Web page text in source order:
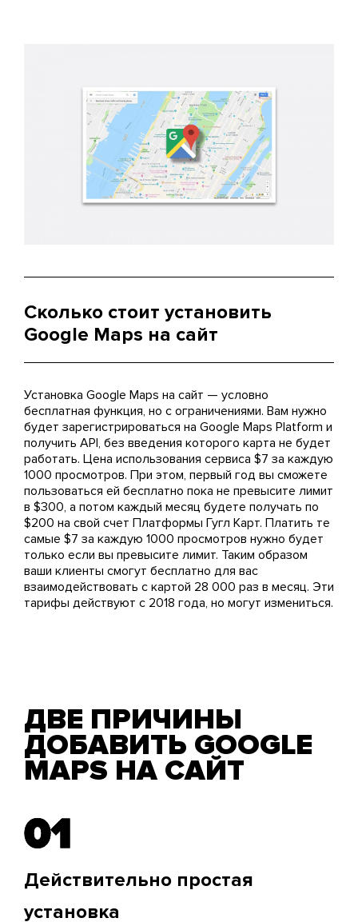
Сколько стоит установить
Google Maps на сайт
Установка Google Maps на сайт — условно
бесплатная функция, но с ограничениями. Вам нужно
будет зарегистрироваться на Google Maps Platform и
получить API, без введения которого карта не будет
работать. Цена использования сервиса $7 за каждую
1000 просмотров. При этом, первый год вы сможете
пользоваться ей бесплатно пока не превысите лимит
в $300, а потом каждый месяц будете получать по
$200 на свой счет Платформы Гугл Карт. Платить те
самые $7 за каждую 1000 просмотров нужно будет
только если вы превысите лимит. Таким образом
ваши клиенты смогут бесплатно для вас
взаимодействовать с картой 28 000 раз в месяц. Эти
тарифы действуют с 2018 года, но могут измениться.
ДВЕ ПРИЧИНЫ
ДОБАВИТЬ GOOGLE
MAPS НА САЙТ
01
01
Действительно простая
установка